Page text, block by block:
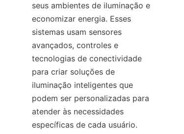
seus ambientes de iluminação e
economizar energia. Esses
sistemas usam sensores
avançados, controles e
tecnologias de conectividade
para criar soluções de
iluminação inteligentes que
podem ser personalizadas para
atender às necessidades
específicas de cada usuário.